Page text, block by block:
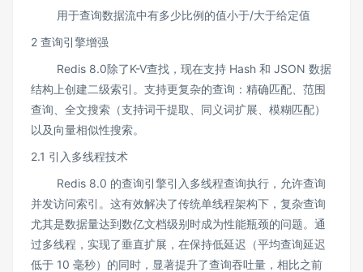
用于查询数据流中有多少比例的值小于/大于给定值
2 查询引擎增强
Redis 8.0除了K-V查找，现在支持 Hash 和 JSON 数据
结构上创建二级索引。支持更复杂的查询：精确匹配、范围
查询、全文搜索（支持词干提取、同义词扩展、模糊匹配）
以及向量相似性搜索。
2.1 引入多线程技术
Redis 8.0 的查询引擎引入多线程查询执行，允许查询
并发访问索引。这有效解决了传统单线程架构下，复杂查询
尤其是数据量达到数亿文档级别时成为性能瓶颈的问题。通
过多线程，实现了垂直扩展，在保持低延迟（平均查询延迟
低于 10 毫秒）的同时，显著提升了查询吞吐量，相比之前